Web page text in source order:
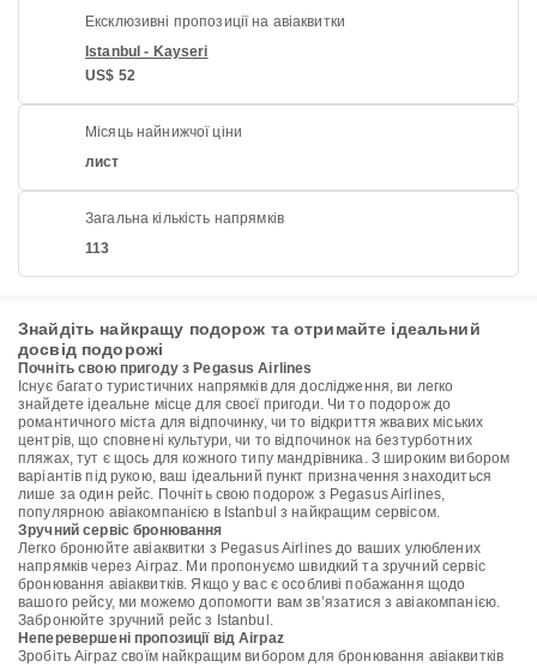
Ексклюзивні пропозиції на авіаквитки
Istanbul - Kayseri
US$ 52
Місяць найнижчої ціни
лист
Загальна кількість напрямків
113
Знайдіть найкращу подорож та отримайте ідеальний
досвід подорожі
Почніть свою пригоду з Pegasus Airlines
Існує багато туристичних напрямків для дослідження, ви легко
знайдете ідеальне місце для своєї пригоди. Чи то подорож до
романтичного міста для відпочинку, чи то відкриття жвавих міських
центрів, що сповнені культури, чи то відпочинок на безтурботних
пляжах, тут є щось для кожного типу мандрівника. З широким вибором
варіантів під рукою, ваш ідеальний пункт призначення знаходиться
лише за один рейс. Почніть свою подорож з Pegasus Airlines,
популярною авіакомпанією в Istanbul з найкращим сервісом.
Зручний сервіс бронювання
Легко бронюйте авіаквитки з Pegasus Airlines до ваших улюблених
напрямків через Airpaz. Ми пропонуємо швидкий та зручний сервіс
бронювання авіаквитків. Якщо у вас є особливі побажання щодо
вашого рейсу, ми можемо допомогти вам зв’язатися з авіакомпанією.
Забронюйте зручний рейс з Istanbul.
Неперевершені пропозиції від Airpaz
Зробіть Airpaz своїм найкращим вибором для бронювання авіаквитків